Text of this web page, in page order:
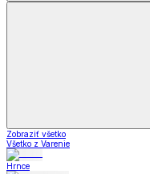
Zobraziť všetko
Všetko z Varenie
Hrnce